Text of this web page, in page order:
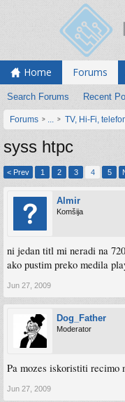
Home Forums
Search Forums Recent
Forums ... TV, Hi-Fi,
syss htpc
< Prev 1 2 3 4 5
Almir
Komšija
ni jedan titl mi neradi na
ako pustim preko medila
Jun 27, 2009
Dog_Father
Moderator
Pa mozes iskoristiti recimo
Jun 27, 2009